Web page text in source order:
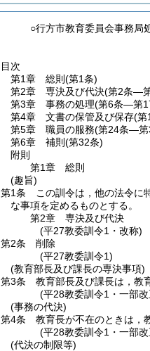
○行方市教育委員会事務局
目次
第1章
総則 (第1条)
第2章
専決及び代決(第2条―
第3章
事務の処理(第6条―第
第4章
文書の保管及び保存(第
第5章
職員の服務(第24条―第
第6章
補則 (第32条)
附則
第1章
総則
(趣旨)
第1条
この訓令は，他の法令に
な事項を定めるものとする。
第2章
専決及び代決
(平27教委訓令1・改称)
第2条
削除
(平27教委訓令1)
(教育部長及び課長の専決事項)
第3条
教育部長及び課長は，教
(平28教委訓令1・一部改
(事務の代決)
第4条
教育長が不在のときは，
(平28教委訓令1・一部改
(代決の制限等)